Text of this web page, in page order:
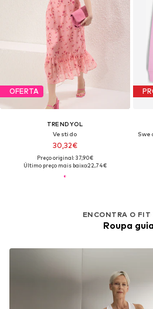
OFERTA
TRENDYOL
Vestido
30,32€
Preço original: 37,90€
Último preço mais baixo:22,74€
ENCONTRA O FIT
Roupa